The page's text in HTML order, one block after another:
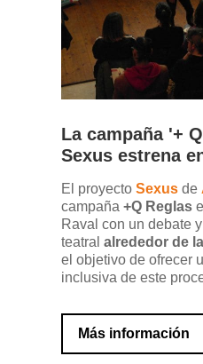
La campaña '+
Sexus estrena
El proyecto Sexus de
campaña +Q Reglas
Raval con un debate
teatral alrededor de
el objetivo de ofrecer
inclusiva de este
Más información